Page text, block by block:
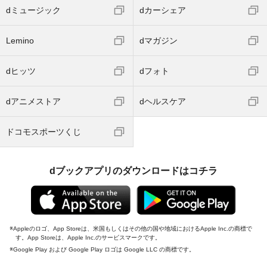
dミュージック dカーシェア
Lemino dマガジン
dヒッツ dフォト
dアニメストア dヘルスケア
ドコモスポーツくじ
dブックアプリのダウンロードはコチラ
Appleのロゴ、App Storeは、米国もしくはその他の国や地域におけるApple Inc.の商標で
す。App Storeは、Apple Inc.のサービスマークです。
Google Play および Google Play ロゴは Google LLC の商標です。